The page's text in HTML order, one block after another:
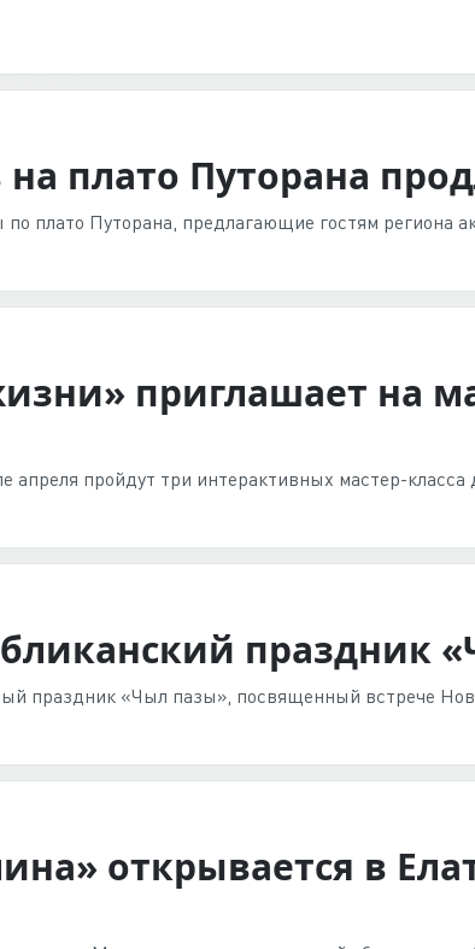
плато Путорана
плато Путорана, предлагающие гостям региона
приглашает на
апреля пройдут три интерактивных мастер-
праздник
праздник «Чыл пазы», посвященный встрече
открывается в